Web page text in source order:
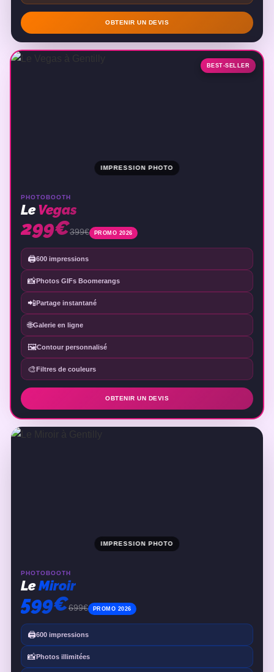
OBTENIR UN DEVIS
BEST-SELLER
IMPRESSION PHOTO
PHOTOBOOTH
LeVegas
299€399€ PROMO 2026
🖨️600 impressions
📸Photos GIFs Boomerangs
📲Partage instantané
🌐Galerie en ligne
🖼️Contour personnalisé
🎨Filtres de couleurs
OBTENIR UN DEVIS
IMPRESSION PHOTO
PHOTOBOOTH
LeMiroir
599€699€ PROMO 2026
🖨️600 impressions
📸Photos illimitées